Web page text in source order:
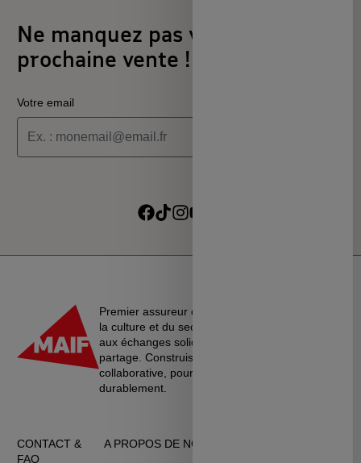
Ne manquez pas votre
prochaine vente !
Votre email
Je souhaite recevoir les alertes des ventes découvertes du
Premier assureur du monde de l’éducation, de
la culture et du secteur associatif, La MAIF croit
aux échanges solidaires, à l’entraide et au
partage. Construisons une société plus
collaborative, pour vivre ensemble…
durablement.
CONTACT &
FAQ
A PROPOS DE NOUS